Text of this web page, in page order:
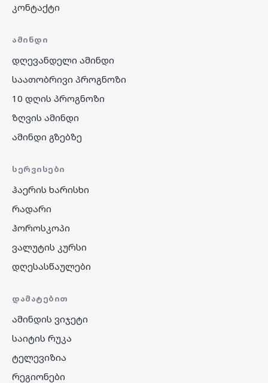
კონტაქტი
ᲐᲛᲘᲜᲓᲘ
დღევანდელი ამინდი
საათობრივი პროგნოზი
10 დღის პროგნოზი
ზღვის ამინდი
ამინდი გზებზე
ᲡᲔᲠᲕᲘᲡᲔᲑᲘ
ჰაერის ხარისხი
რადარი
ჰოროსკოპი
ვალუტის კურსი
დღესასწაულები
ᲓᲐᲛᲐᲢᲔᲑᲘᲗ
ამინდის ვიჯეტი
საიტის რუკა
ტელევიზია
რეგიონები